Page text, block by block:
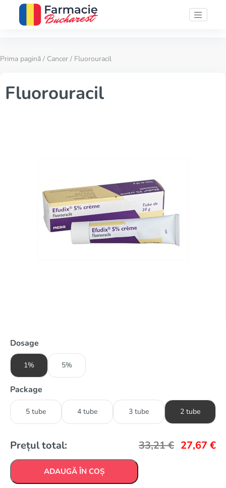
Prima pagină / Cancer / Fluorouracil
Fluorouracil
Dosage
1% 5%
Package
5 tube 4 tube 3 tube 2 tube
Prețul total: 33,21€ 27,67 €
ADAUGĂ ÎN COȘ